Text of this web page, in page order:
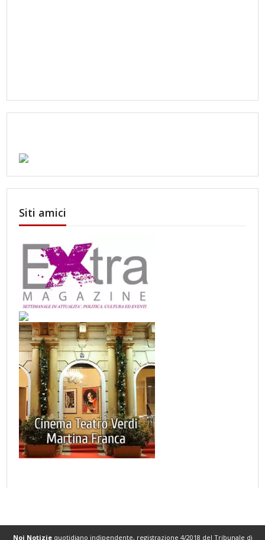
Siti amici
Noi Notiziequotidiano indipendente, registrazione 4/2018 del Tribunale di